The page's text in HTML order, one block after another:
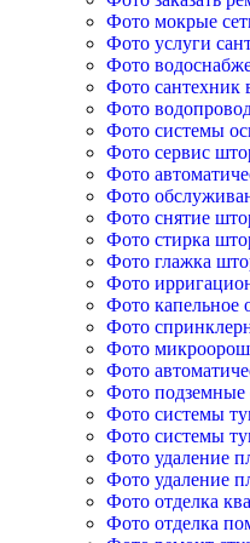
Фото мокрые
Фото услуги
Фото
Фото сантехник
Фото
Фото системы
Фото сервис
Фото
Фото
Фото снятие
Фото стирка
Фото глажка
Фото
Фото капельное
Фото
Фото
Фото
Фото подземные
Фото системы
Фото системы
Фото удаление
Фото удаление
Фото отделка
Фото отделка